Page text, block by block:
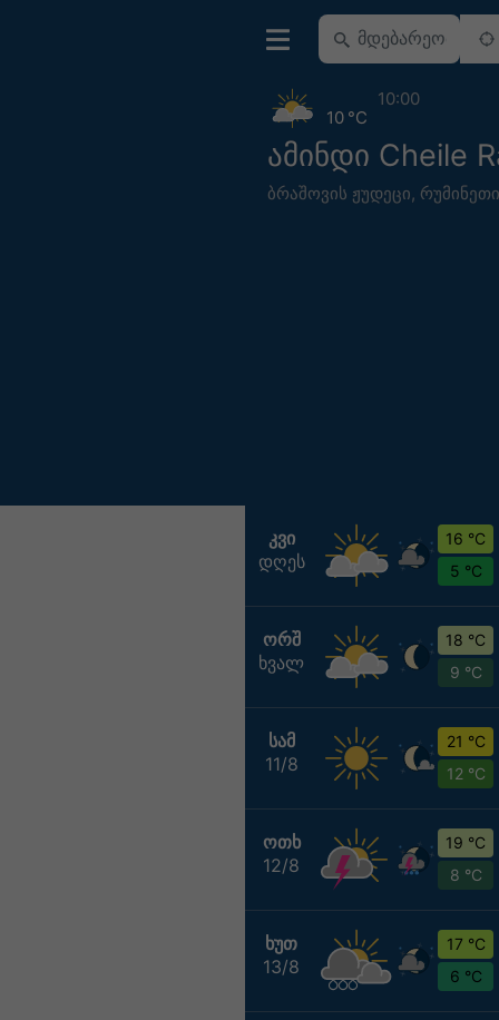
ამინდი Cheile
ბრაშოვის ჟუდეცი, რუმინეთი
10 °C
10:00
ᲙᲕᲘ
დღეს
16 °C
5 °C
ᲝᲠᲨ
ხვალ
18 °C
9 °C
ᲡᲐᲛ
11/8
21 °C
12 °C
ᲝᲗᲮ
12/8
19 °C
8 °C
ᲮᲣᲗ
13/8
17 °C
6 °C